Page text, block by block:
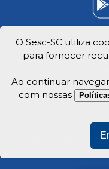
Veja o mapa do
O Sesc-SC utiliza
para fornecer
Ao continuar
com nossas